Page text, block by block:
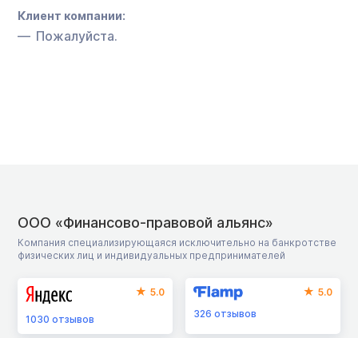
Клиент компании:
Пожалуйста.
ООО «Финансово-правовой альянс»
Компания специализирующаяся исключительно на банкротстве
физических лиц и индивидуальных предпринимателей
5.0
1030 отзывов
5.0
326отзывов